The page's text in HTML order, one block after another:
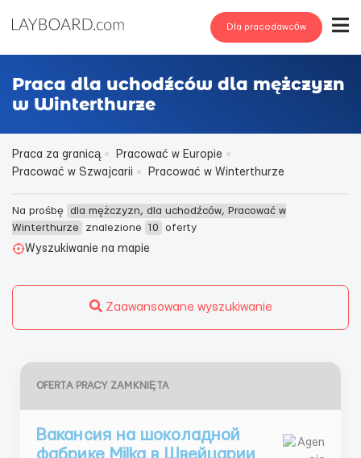
Dla pracodawców
Praca dla uchodźców dla mężczyzn
w Winterthurze
Praca za granicą
Pracować w Europie
Pracować w Szwajcarii
Pracować w Winterthurze
Na prośbę dla mężczyzn, dla uchodźców, Pracować w
Winterthurze
znalezione 10
oferty
Wyszukiwanie na mapie
Zaawansowane wyszukiwanie
OFERTA PRACY ZAMKNIĘTA
Вакансия на шоколадной
фабрике Milka в Швейцарии